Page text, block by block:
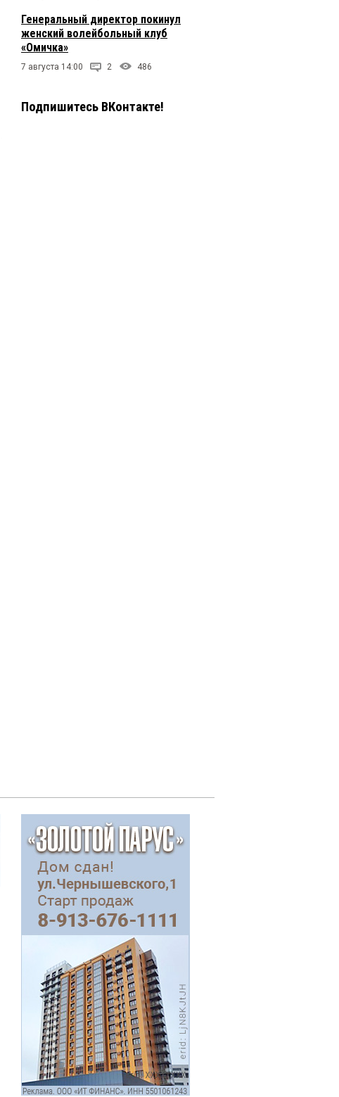
Генеральный директор покинул
женский волейбольный клуб
«Омичка»
7 августа 14:00 2 486
Подпишитесь ВКонтакте!